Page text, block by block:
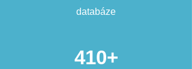
databáze
410+